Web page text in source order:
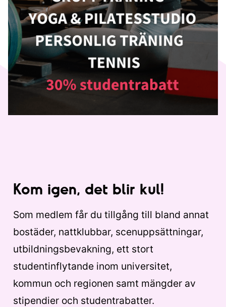
Kom igen, det blir kul!
Som medlem får du tillgång till bland annat
bostäder, nattklubbar, scenuppsättningar,
utbildningsbevakning, ett stort
studentinflytande inom universitet,
kommun och regionen samt mängder av
stipendier och studentrabatter.